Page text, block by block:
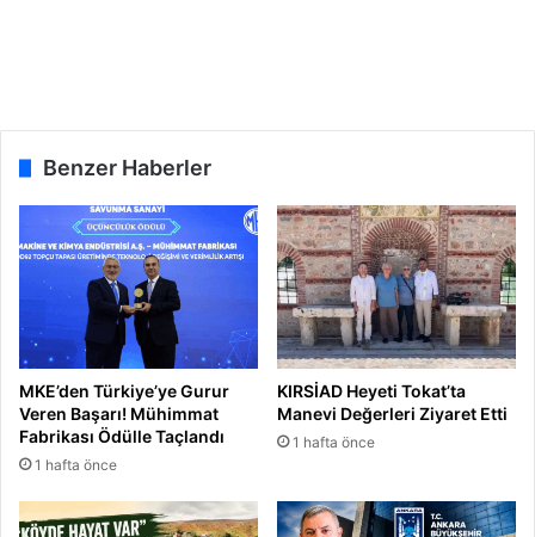
K
t
e
r
a
”
H
e
Benzer Haberler
MKE’den Türkiye’ye Gurur
Veren Başarı! Mühimmat
Fabrikası Ödülle Taçlandı
1 hafta önce
KIRSİAD Heyeti Tokat’ta
Manevi Değerleri Ziyaret Etti
1 hafta önce